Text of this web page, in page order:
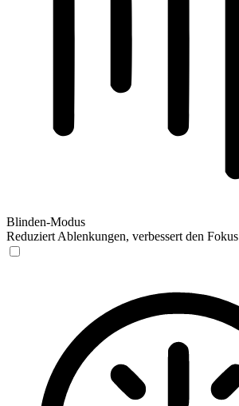
Blinden-Modus
Reduziert Ablenkungen, verbessert den Fokus